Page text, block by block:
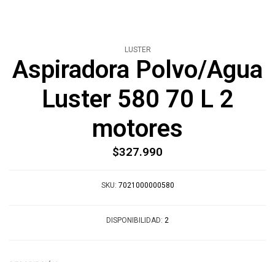
LUSTER
Aspiradora Polvo/Agua
Luster 580 70 L 2
motores
$327.990
SKU: 7021000000580
DISPONIBILIDAD: 2